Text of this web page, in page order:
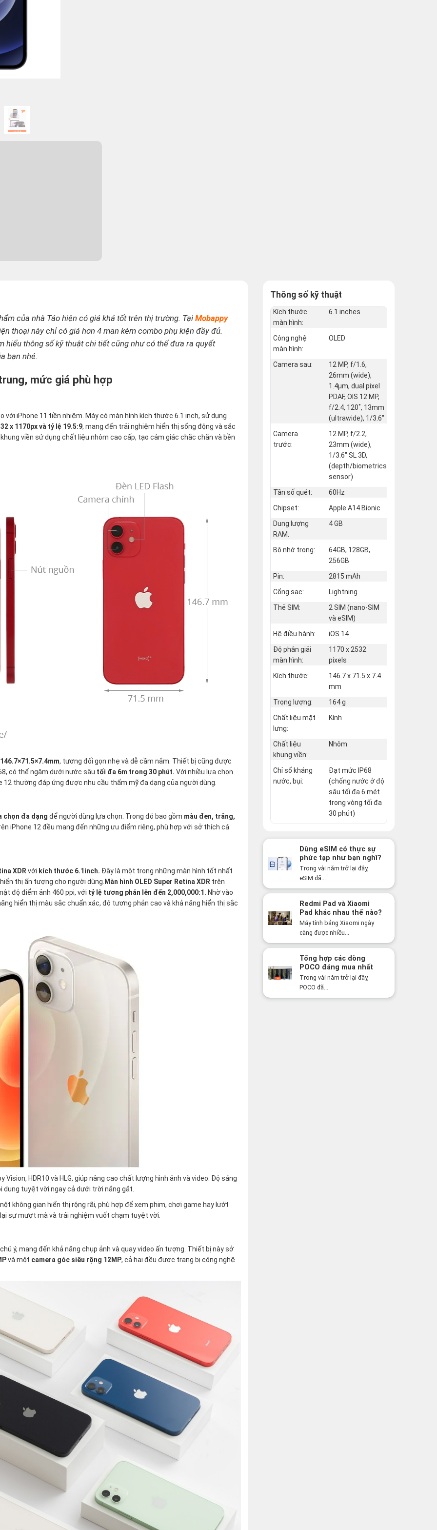
của nhà Táo hiện có giá khá tốt trên thị trường. TạiMobappy
thoại này chỉ có giá hơn 4 man kèm combo phụ kiện đầy đủ.
hiểu thông số kỹ thuật chi tiết cũng như có thể đưa ra quyết
bạn nhé.
mức giá phù hợp
iPhone 11 tiền nhiệm. Máy có màn hình kích thước 6.1 inch, sử dụng
x 1170px và tỷ lệ 19.5:9, mang đến trải nghiệm hiển thị sống động và sắc
viền sử dụng chất liệu nhôm cao cấp, tạo cảm giác chắc chắn và bền
146.7×71.5×7.4mm, tương đối gọn nhẹ và dễ cầm nắm. Thiết bị cũng được
có thể ngâm dưới nước sâu tối đa 6m trong 30 phút. Với nhiều lựa chọn
thường đáp ứng được nhu cầu thẩm mỹ đa dạng của người dùng.
chọn đa dạng để người dùng lựa chọn. Trong đó bao gồm màu đen, trắng,
iPhone 12 đều mang đến những ưu điểm riêng, phù hợp với sở thích cá
XDRvới kích thước 6.1inch. Đây là một trong những màn hình tốt nhất
thị ấn tượng cho người dùng. Màn hình OLED Super Retina XDR trên
độ điểm ảnh 460 ppi, với tỷ lệ tương phản lên đến 2,000,000:1. Nhờ vào
hiển thị màu sắc chuẩn xác, độ tương phản cao và khả năng hiển thị sắc
Vision, HDR10 và HLG, giúp nâng cao chất lượng hình ảnh và video. Độ sáng
dung tuyệt vời ngay cả dưới trời nắng gắt.
không gian hiển thị rộng rãi, phù hợp để xem phim, chơi game hay lướt
sự mượt mà và trải nghiệm vuốt chạm tuyệt vời.
ý, mang đến khả năng chụp ảnh và quay video ấn tượng. Thiết bị này sở
và một camera góc siêu rộng 12MP, cả hai đều được trang bị công nghệ
Thông số kỹ thuật
Kích thước
màn hình:
6.1 inches
Công nghệ
màn hình:
OLED
Camera sau:
12 MP, f/1.6,
26mm (wide),
1.4µm, dual pixel
PDAF, OIS 12 MP,
f/2.4, 120˚, 13mm
(ultrawide), 1/3.6"
Camera
trước:
12 MP, f/2.2,
23mm (wide),
1/3.6" SL 3D,
(depth/biometrics
sensor)
Tần số quét:
60Hz
Chipset:
Apple A14 Bionic
Dung lượng
RAM:
4 GB
Bộ nhớ trong:
64GB, 128GB,
256GB
Pin:
2815 mAh
Cổng sạc:
Lightning
Thẻ SIM:
2 SIM (nano‑SIM
và eSIM)
Hệ điều hành:
iOS 14
Độ phân giải
màn hình:
1170 x 2532
pixels
Kích thước:
146.7 x 71.5 x 7.4
mm
Trọng lượng:
164 g
Chất liệu mặt
lưng:
Kính
Chất liệu
khung viền:
Nhôm
Chỉ số kháng
nước, bụi:
Đạt mức IP68
(chống nước ở độ
sâu tối đa 6 mét
trong vòng tối đa
30 phút)
Dùng eSIM có thực sự
phức tạp như bạn nghĩ?
Sự thật có thể khiến
bạn bất ngờ!
Trong vài năm trở lại đây,
eSIM đã...
Redmi Pad và Xiaomi
Pad khác nhau thế nào?
Nên mua dòng nào năm
2026?
Máy tính bảng Xiaomi ngày
càng được nhiều...
Tổng hợp các dòng
POCO đáng mua nhất
năm 2026: Hiệu năng
mạnh, giá cực tốt
Trong vài năm trở lại đây,
POCO đã...